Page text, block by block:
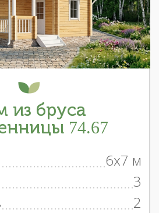
из бруса
74.67
6x7 м
3
2